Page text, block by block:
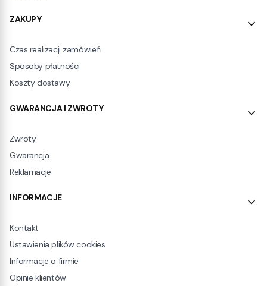
ZAKUPY
Czas realizacji zamówień
Sposoby płatności
Koszty dostawy
GWARANCJA I ZWROTY
Zwroty
Gwarancja
Reklamacje
INFORMACJE
Kontakt
Ustawienia plików cookies
Informacje o firmie
Opinie klientów